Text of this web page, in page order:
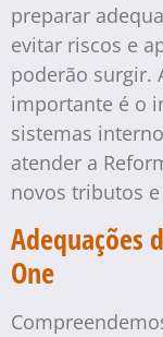
preparar
evitar riscos e
poderão surgir.
importante é o
sistemas
atender a
novos tributos
Adequações
One